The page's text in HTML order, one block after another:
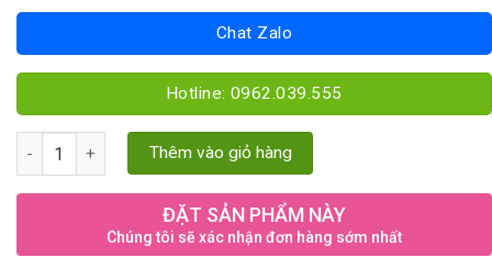
Chat Zalo
Hotline: 0962.039.555
Ba kích tím quantityThêm vào giỏ hàng
ĐẶT SẢN PHẨM NÀY
Chúng tôi sẽ xác nhận đơn hàng sớm nhất